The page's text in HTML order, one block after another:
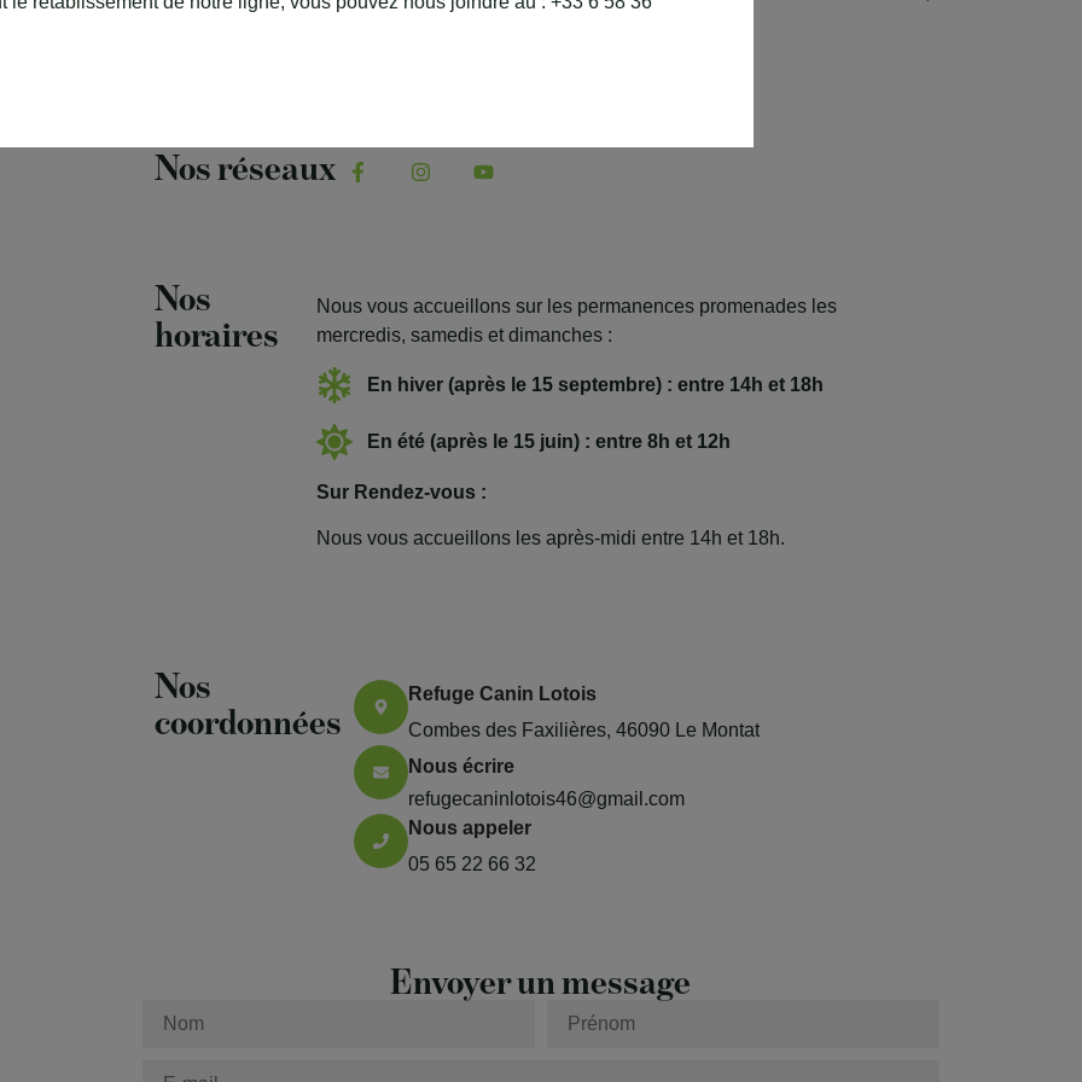
Nos réseaux
Nos
horaires
Nous vous accueillons sur les permanences promenades les
mercredis, samedis et dimanches :
En hiver (après le 15 septembre) : entre 14h et 18h
En été (après le 15 juin) : entre 8h et 12h
Sur Rendez-vous :
Nous vous accueillons les après-midi entre 14h et 18h.
Nos
coordonnées
Refuge Canin Lotois
Combes des Faxilières, 46090 Le Montat
Nous écrire
refugecaninlotois46@gmail.com
Nous appeler
05 65 22 66 32
Envoyer un message